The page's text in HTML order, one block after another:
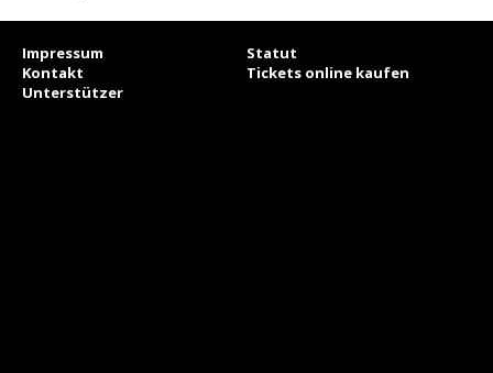
Impressum
Statut
Kontakt
Tickets online kaufen
Unterstützer